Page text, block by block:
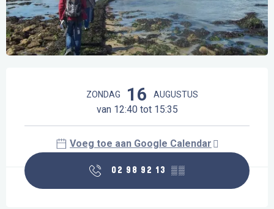
ZONDAG 16 AUGUSTUS
van 12:40 tot 15:35
Voeg toe aan Google Calendar
02 98 92 13 ▒▒